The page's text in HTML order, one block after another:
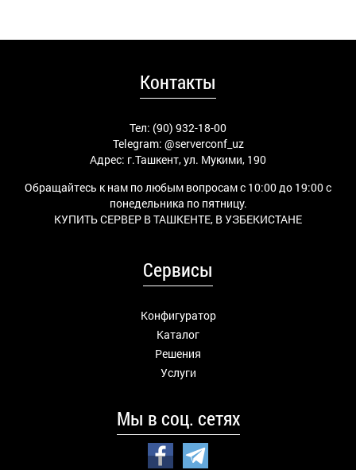
Контакты
Тел: (90) 932-18-00
Telegram: @serverconf_uz
Адрес: г.Ташкент, ул. Мукими, 190
Обращайтесь к нам по любым вопросам с 10:00 до 19:00 с
понедельника по пятницу.
КУПИТЬ СЕРВЕР В ТАШКЕНТЕ, В УЗБЕКИСТАНЕ
Сервисы
Конфигуратор
Каталог
Решения
Услуги
Мы в соц. сетях